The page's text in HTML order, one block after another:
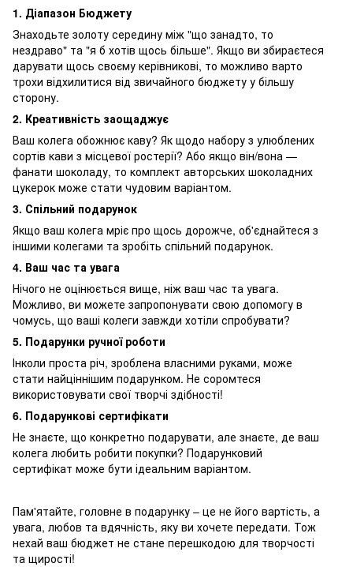
1. Діапазон Бюджету
Знаходьте золоту середину між "що занадто, то
нездраво" та "я б хотів щось більше". Якщо ви збираєтеся
дарувати щось своєму керівникові, то можливо варто
трохи відхилитися від звичайного бюджету у більшу
сторону.
2. Креативність заощаджує
Ваш колега обожнює каву? Як щодо набору з улюблених
сортів кави з місцевої ростерії? Або якщо він/вона —
фанати шоколаду, то комплект авторських шоколадних
цукерок може стати чудовим варіантом.
3. Спільний подарунок
Якщо ваш колега мріє про щось дорожче, об'єднайтеся з
іншими колегами та зробіть спільний подарунок.
4. Ваш час та увага
Нічого не оцінюється вище, ніж ваш час та увага.
Можливо, ви можете запропонувати свою допомогу в
чомусь, що ваші колеги завжди хотіли спробувати?
5. Подарунки ручної роботи
Інколи проста річ, зроблена власними руками, може
стати найціннішим подарунком. Не соромтеся
використовувати свої творчі здібності!
6. Подарункові сертифікати
Не знаєте, що конкретно подарувати, але знаєте, де ваш
колега любить робити покупки? Подарунковий
сертифікат може бути ідеальним варіантом.
Пам'ятайте, головне в подарунку – це не його вартість, а
увага, любов та вдячність, яку ви хочете передати. Тож
нехай ваш бюджет не стане перешкодою для творчості
та щирості!